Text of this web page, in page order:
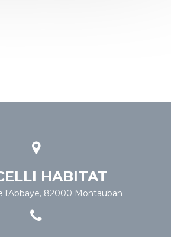
HABITAT
l'Abbaye, 82000 Montauban